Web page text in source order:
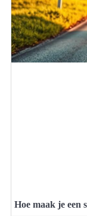
Hoe maak je een